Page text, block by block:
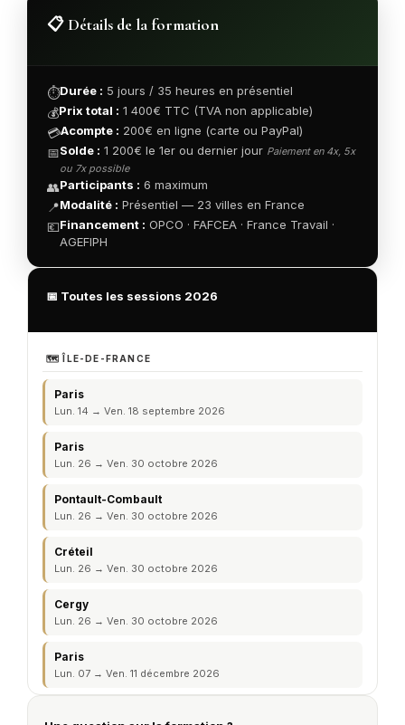
📋 Détails de la formation
⏱Durée : 5 jours / 35 heures en présentiel
💰Prix total : 1 400€ TTC (TVA non applicable)
💳Acompte : 200€ en ligne (carte ou PayPal)
📅Solde : 1 200€ le 1er ou dernier jour Paiement en 4x, 5x
ou 7x possible
👥Participants : 6 maximum
📍Modalité : Présentiel — 23 villes en France
💶Financement : OPCO · FAFCEA · France Travail ·
AGEFIPH
📅 Toutes les sessions 2026
Scrollable
area
containing
session
information
🗺️ ÎLE-DE-FRANCE
Paris
Lun. 14 → Ven. 18 septembre 2026
Paris
Lun. 26 → Ven. 30 octobre 2026
Pontault-Combault
Lun. 26 → Ven. 30 octobre 2026
Créteil
Lun. 26 → Ven. 30 octobre 2026
Cergy
Lun. 26 → Ven. 30 octobre 2026
Paris
Lun. 07 → Ven. 11 décembre 2026